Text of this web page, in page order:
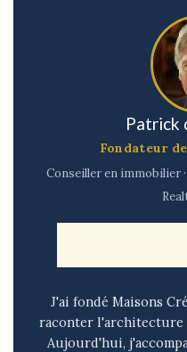
Patrick
Fondateur
Conseiller en immobilier
J'ai fondé Maisons
raconter l'architecture
Aujourd'hui,